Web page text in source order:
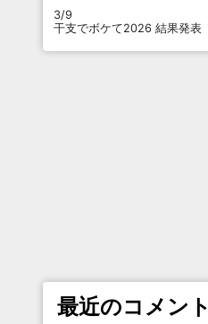
3/9
干支でボケて2026 結果発表
最近のコメント